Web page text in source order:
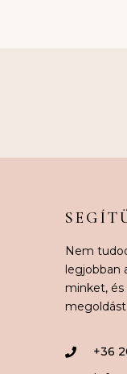
Nem
legjobban
minket,
megoldást.
+36